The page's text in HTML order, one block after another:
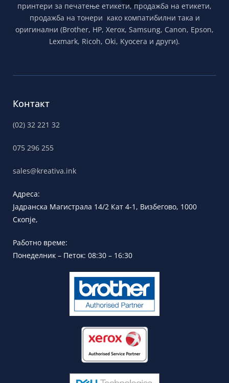
принтери за печатење етикети, продажба на етикети,
продажба на тонери како компатибилни така и
оригинални (Brother, HP, Xerox, Samsung, Canon, Epson,
Lexmark, Ricoh, Oki, Kyocera и други).
Контакт
(02) 32 221 32
075 296 255
sales@kreativa.ink
Адреса:
Јадранска Магистрала 14/2 Кат 4-1, Визбегово, 1000
Скопје,
Работно време:
Понеделник – Петок: 08:30 – 16:30